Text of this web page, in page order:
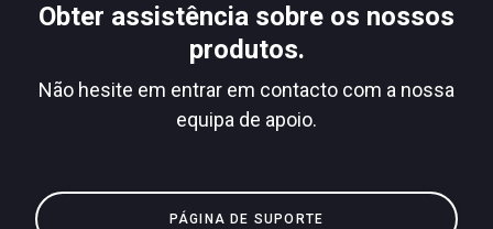
Obter assistência sobre os nossos
produtos.
Não hesite em entrar em contacto com a nossa
equipa de apoio.
PÁGINA DE SUPORTE
Our brands